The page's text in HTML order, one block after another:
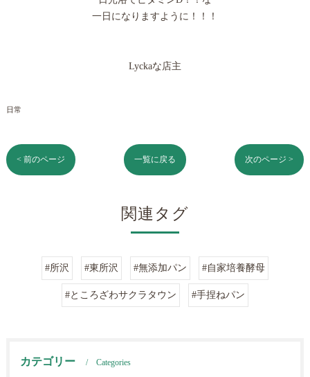
一日になりますように！！！
Lyckaな店主
日常
< 前のページ 一覧に戻る 次のページ >
関連タグ
#所沢 #東所沢 #無添加パン #自家培養酵母
#ところざわサクラタウン #手捏ねパン
カテゴリー Categories